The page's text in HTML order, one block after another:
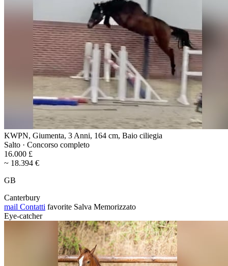
KWPN, Giumenta, 3 Anni, 164 cm, Baio ciliegia
Salto · Concorso completo
16.000 £
~ 18.394 €
GB
Canterbury
mail Contatti favorite Salva Memorizzato
Eye-catcher